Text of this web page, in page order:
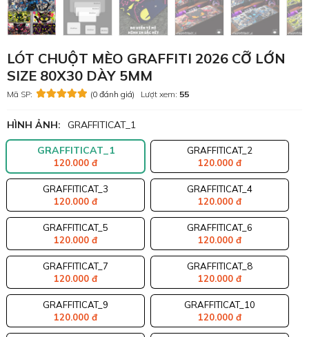
LÓT CHUỘT MÈO GRAFFITI 2026 CỠ LỚN
SIZE 80X30 DÀY 5MM
Mã SP: (0 đánh giá) Lượt xem: 55
HÌNH ẢNH: GRAFFITICAT_1
GRAFFITICAT_1
120.000 đ
GRAFFITICAT_2
120.000 đ
GRAFFITICAT_3
120.000 đ
GRAFFITICAT_4
120.000 đ
GRAFFITICAT_5
120.000 đ
GRAFFITICAT_6
120.000 đ
GRAFFITICAT_7
120.000 đ
GRAFFITICAT_8
120.000 đ
GRAFFITICAT_9
120.000 đ
GRAFFITICAT_10
120.000 đ